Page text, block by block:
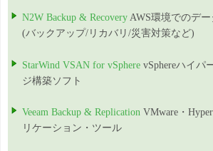
N2W Backup & Recovery AWS環境でのデ
(バックアップ/リカバリ/災害対策など)
StarWind VSAN for vSphere vSphereハイパ
ジ構築ソフト
Veeam Backup & Replication VMware・
リケーション・ツール